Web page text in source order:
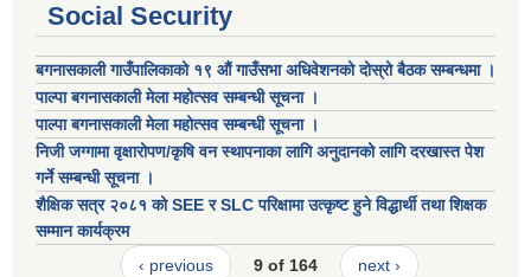
Social Security
बगनासकाली गाउँपालिकाको १९ औं गाउँसभा अधिवेशनको दोस्रो बैठक सम्बन्धमा ।
पाल्पा बगनासकाली मेला महोत्सव सम्बन्धी सूचना ।
पाल्पा बगनासकाली मेला महोत्सव सम्बन्धी सूचना ।
निजी जग्गामा वृक्षारोपण/कृषि वन स्थापनाका लागि अनुदानको लागि दरखास्त पेश
गर्ने सम्बन्धी सूचना ।
शैक्षिक सत्र २०८१ को SEE र SLC परिक्षामा उत्कृष्ट हुने विद्धार्थी तथा शिक्षक
सम्मान कार्यक्रम
‹ previous
9 of 164 next ›